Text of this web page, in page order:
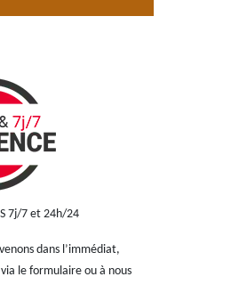
7j/7 et 24h/24
dans l’immédiat,
le formulaire ou à nous